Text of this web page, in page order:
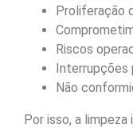
Proliferação
Riscos
Interrupções
Não
Por isso, a